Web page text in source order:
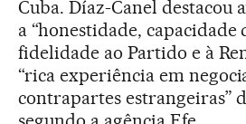
Cuba. Díaz-Canel destacou
a “honestidade,
fidelidade ao Partido e à
“rica experiência em
contrapartes estrangeiras”